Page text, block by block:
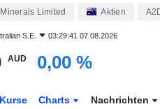
Limited Aktien
S.E. 03:29:41 07.08.2026
AUD 0,00 %
Kurse Charts Nachrichten